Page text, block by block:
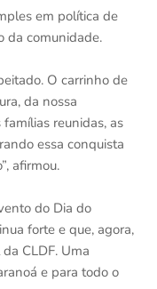
em política de
da comunidade.
O carrinho de
da nossa
reunidas, as
essa conquista
afirmou.
do Dia do
forte e que, agora,
CLDF. Uma
e para todo o